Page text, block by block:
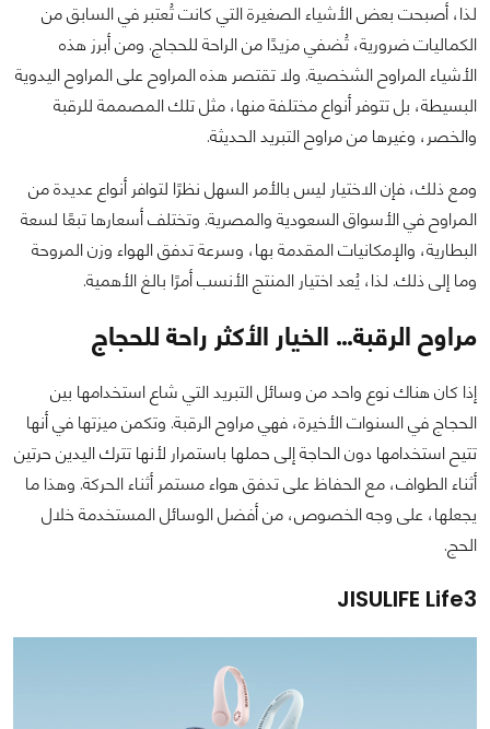
لذا، أصبحت بعض الأشياء الصغيرة التي كانت تُعتبر في السابق من
الكماليات ضرورية، تُضفي مزيدًا من الراحة للحجاج. ومن أبرز هذه
الأشياء المراوح الشخصية. ولا تقتصر هذه المراوح على المراوح اليدوية
البسيطة، بل تتوفر أنواع مختلفة منها، مثل تلك المصممة للرقبة
والخصر، وغيرها من مراوح التبريد الحديثة.
ومع ذلك، فإن الاختيار ليس بالأمر السهل نظرًا لتوافر أنواع عديدة من
المراوح في الأسواق السعودية والمصرية. وتختلف أسعارها تبعًا لسعة
البطارية، والإمكانيات المقدمة بها، وسرعة تدفق الهواء وزن المروحة
وما إلى ذلك. لذا، يُعد اختيار المنتج الأنسب أمرًا بالغ الأهمية.
مراوح الرقبة… الخيار الأكثر راحة للحجاج
إذا كان هناك نوع واحد من وسائل التبريد التي شاع استخدامها بين
الحجاج في السنوات الأخيرة، فهي مراوح الرقبة. وتكمن ميزتها في أنها
تتيح استخدامها دون الحاجة إلى حملها باستمرار لأنها تترك اليدين حرتين
أثناء الطواف، مع الحفاظ على تدفق هواء مستمر أثناء الحركة. وهذا ما
يجعلها، على وجه الخصوص، من أفضل الوسائل المستخدمة خلال
الحج.
JISULIFE Life3